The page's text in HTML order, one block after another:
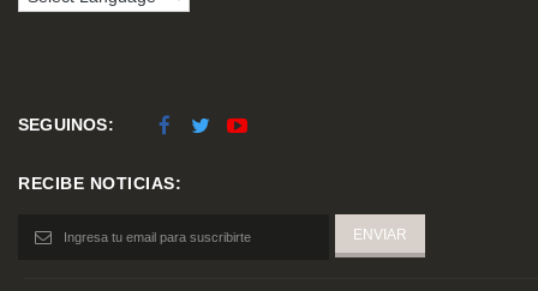
SEGUINOS:
RECIBE NOTICIAS: